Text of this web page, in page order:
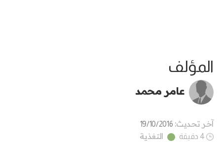
المؤلف
عامر محمد
آخر تحديث: 19/10/2016
4 دقيقة
التغذية